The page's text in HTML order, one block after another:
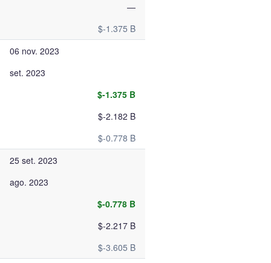
—
$-1.375 B
06 nov. 2023
set. 2023
$-1.375 B
$-2.182 B
$-0.778 B
25 set. 2023
ago. 2023
$-0.778 B
$-2.217 B
$-3.605 B